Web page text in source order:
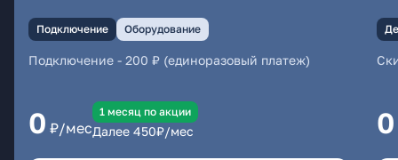
Подключение Оборудование
Подключение - 200 ₽ (единоразовый платеж)
0 ₽/мес
1 месяц по акции
Далее 450₽/мес 0